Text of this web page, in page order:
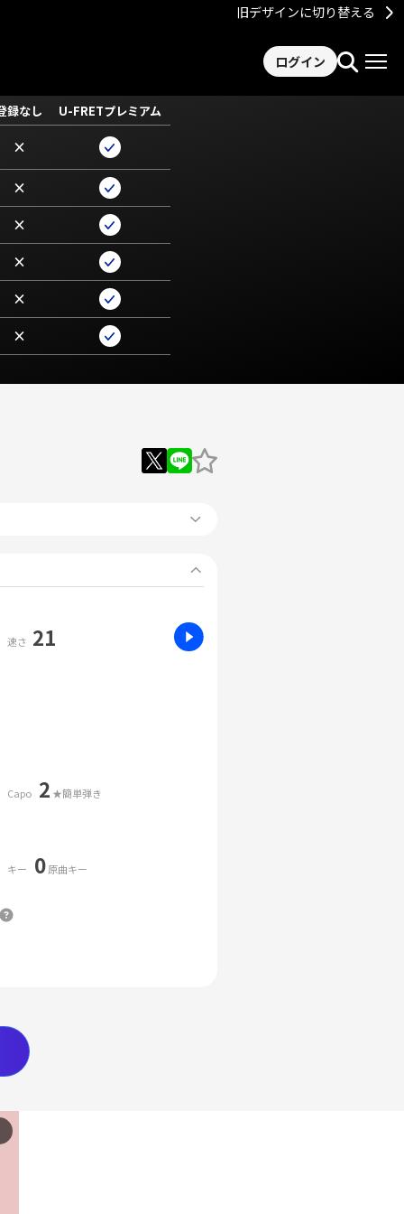
旧デザインに切り替える
ログイン
録なし U-FRETプレミアム
×
×
×
×
×
×
速さ 21
Capo 2 ★簡単弾き
キー 0原曲キー